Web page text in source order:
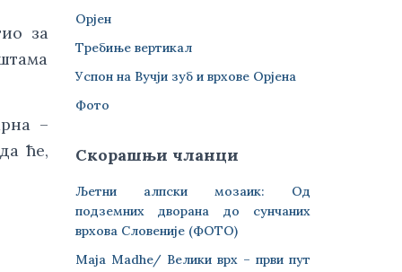
за
–
ће,
Орјен
Требиње вертикал
Успон на Вучји зуб и врхове Орјена
Фото
Скорашњи чланци
Љетни алпски мозаик: Од
подземних дворана до сунчаних
врхова Словеније (ФОТО)
Maja Madhe/ Велики врх – први пут